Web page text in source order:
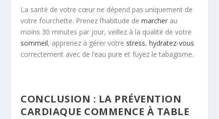
La santé de votre cœur ne dépend pas uniquement de
votre fourchette. Prenez l’habitude demarcher au
moins 30 minutes par jour, veillez à la qualité de votre
sommeil, apprenez à gérer votre stress,hydratez-vous
correctement avec de l’eau pure et fuyez le tabagisme.
CONCLUSION : LA PRÉVENTION
CARDIAQUE COMMENCE À TABLE